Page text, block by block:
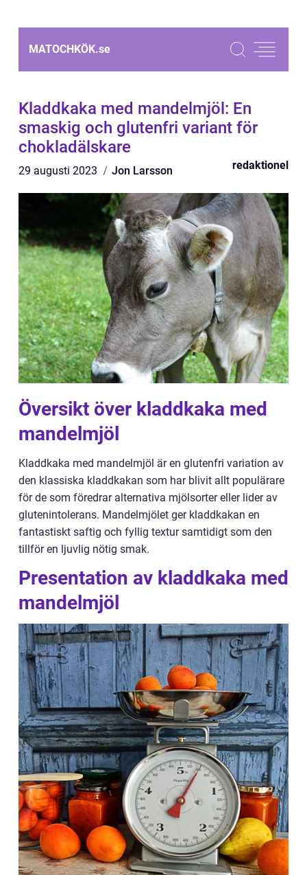
MATOCHKÖK.se
Kladdkaka med mandelmjöl: En
smaskig och glutenfri variant för
chokladälskare
29 augusti 2023 Jon Larsson redaktionel
Översikt över kladdkaka med
mandelmjöl
Kladdkaka med mandelmjöl är en glutenfri variation av
den klassiska kladdkakan som har blivit allt populärare
för de som föredrar alternativa mjölsorter eller lider av
glutenintolerans. Mandelmjölet ger kladdkakan en
fantastiskt saftig och fyllig textur samtidigt som den
tillför en ljuvlig nötig smak.
Presentation av kladdkaka med
mandelmjöl